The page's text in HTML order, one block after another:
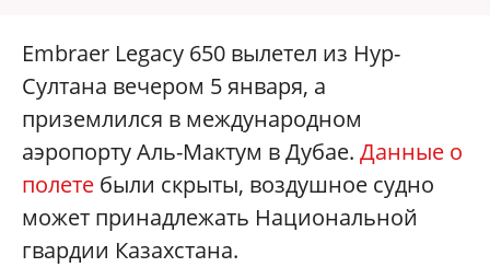
Embraer Legacy 650 вылетел из Нур-
Султана вечером 5 января, а
приземлился в международном
аэропорту Аль-Мактум в Дубае. Данные о
полете были скрыты, воздушное судно
может принадлежать Национальной
гвардии Казахстана.